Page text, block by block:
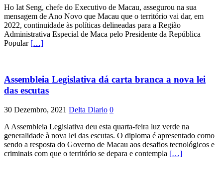
Ho Iat Seng, chefe do Executivo de Macau, assegurou na sua
mensagem de Ano Novo que Macau que o território vai dar, em
2022, continuidade às políticas delineadas para a Região
Administrativa Especial de Maca pelo Presidente da República
Popular […]
Assembleia Legislativa dá carta branca a nova lei
das escutas
30 Dezembro, 2021 Delta Diario 0
A Assembleia Legislativa deu esta quarta-feira luz verde na
generalidade à nova lei das escutas. O diploma é apresentado como
sendo a resposta do Governo de Macau aos desafios tecnológicos e
criminais com que o território se depara e contempla […]